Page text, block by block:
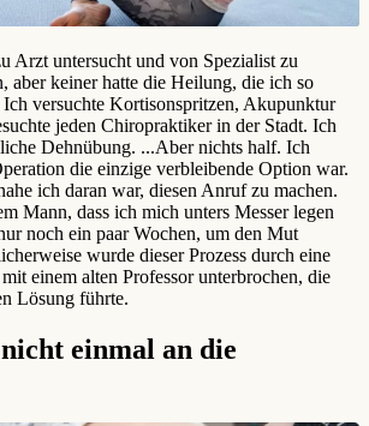
Arzt untersucht und von Spezialist zu
aber keiner hatte die Heilung, die ich so
versuchte Kortisonspritzen, Akupunktur
jeden Chiropraktiker in der Stadt. Ich
Dehnübung. ...Aber nichts half. Ich
die einzige verbleibende Option war.
ich daran war, diesen Anruf zu machen.
Mann, dass ich mich unters Messer legen
noch ein paar Wochen, um den Mut
wurde dieser Prozess durch eine
einem alten Professor unterbrochen, die
Lösung führte.
einmal an die